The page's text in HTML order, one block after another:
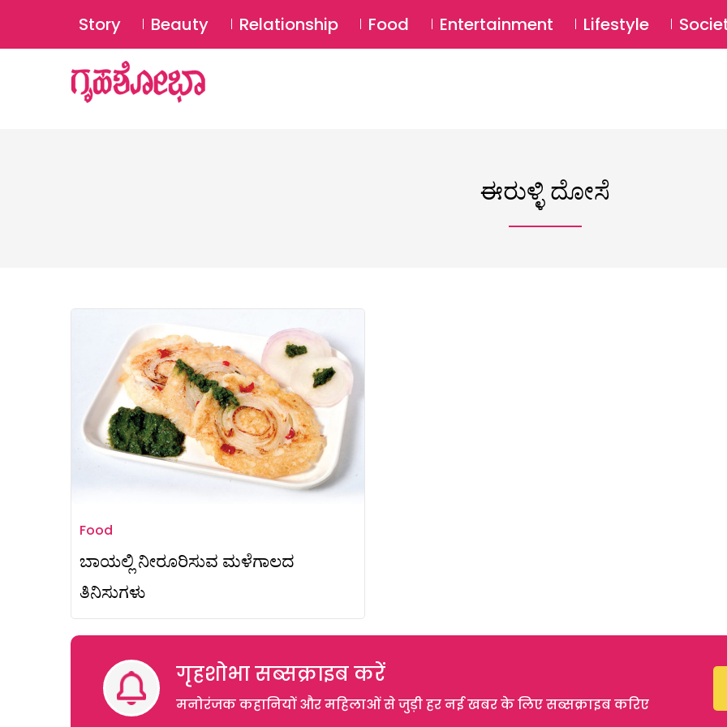
Story Beauty Relationship Food Entertainment Lifestyle
ಈರುಳ್ಳಿ ದೋಸೆ
Food
ಬಾಯಲ್ಲಿ ನೀರೂರಿಸುವ ಮಳೆಗಾಲದ
ತಿನಿಸುಗಳು
गृहशोभा सब्सक्राइब करें
मनोरंजक कहानियों और महिलाओं से जुड़ी हर नई खबर के लिए सब्सक्राइब करिए